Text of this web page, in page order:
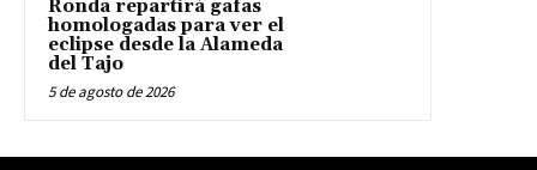
Ronda repartirá gafas
homologadas para ver el
eclipse desde la Alameda
del Tajo
5 de agosto de 2026